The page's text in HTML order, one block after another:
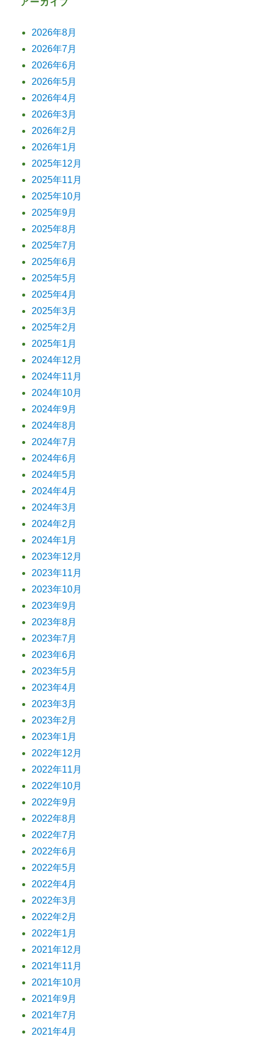
2026年8月
2026年7月
2026年6月
2026年5月
2026年4月
2026年3月
2026年2月
2026年1月
2025年12月
2025年11月
2025年10月
2025年9月
2025年8月
2025年7月
2025年6月
2025年5月
2025年4月
2025年3月
2025年2月
2025年1月
2024年12月
2024年11月
2024年10月
2024年9月
2024年8月
2024年7月
2024年6月
2024年5月
2024年4月
2024年3月
2024年2月
2024年1月
2023年12月
2023年11月
2023年10月
2023年9月
2023年8月
2023年7月
2023年6月
2023年5月
2023年4月
2023年3月
2023年2月
2023年1月
2022年12月
2022年11月
2022年10月
2022年9月
2022年8月
2022年7月
2022年6月
2022年5月
2022年4月
2022年3月
2022年2月
2022年1月
2021年12月
2021年11月
2021年10月
2021年9月
2021年7月
2021年4月